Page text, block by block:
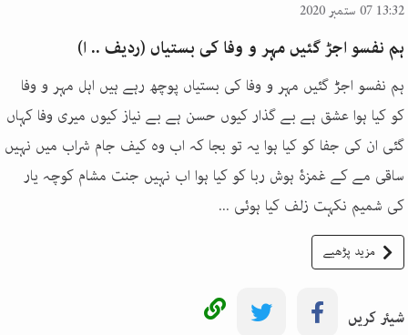
13:32 07 ستمبر 2020
ہم نفسو اجڑ گئیں مہر و وفا کی بستیاں (ردیف .. ا)
ہم نفسو اجڑ گئیں مہر و وفا کی بستیاں پوچھ رہے ہیں اہل مہر و وفا
کو کیا ہوا عشق ہے بے گذار کیوں حسن ہے بے نیاز کیوں میری وفا کہاں
گئی ان کی جفا کو کیا ہوا یہ تو بجا کہ اب وہ کیف جام شراب میں نہیں
ساقی مے کے غمزۂ ہوش ربا کو کیا ہوا اب نہیں جنت مشام کوچہ یار
کی شمیم نکہت زلف کیا ہوئی ...
مزید پڑھیے
شیئر کریں